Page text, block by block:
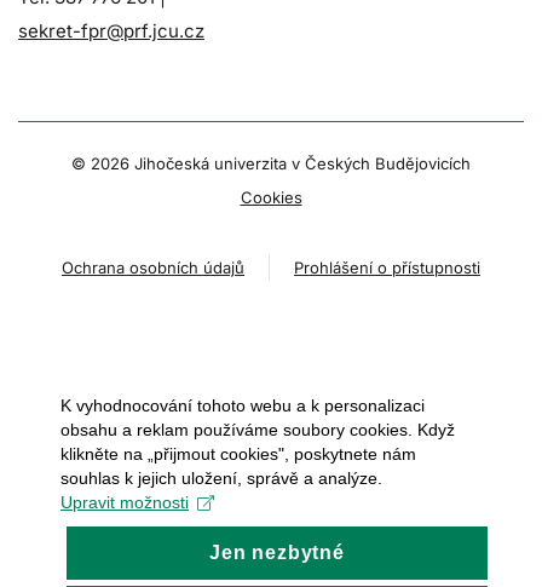
sekret-fpr@prf.jcu.cz
© 2026 Jihočeská univerzita v Českých Budějovicích
Cookies
Ochrana osobních údajů Prohlášení o přístupnosti
K vyhodnocování tohoto webu a k personalizaci
obsahu a reklam používáme soubory cookies. Když
klikněte na „přijmout cookies", poskytnete nám
souhlas k jejich uložení, správě a analýze.
Upravit možnosti
Jen nezbytné